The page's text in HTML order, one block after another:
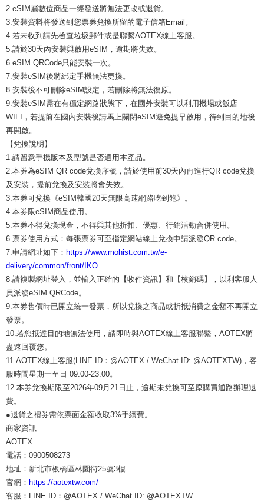
2.eSIM屬數位商品一經發送將無法更改或退貨。
3.安裝資料將發送到您票券兌換所留的電子信箱Email。
4.若未收到請先檢查垃圾郵件或是聯繫AOTEX線上客服。
5.請於30天內安裝與啟用eSIM，逾期將失效。
6.eSIM QRCode只能安裝一次。
7.安裝eSIM後將綁定手機無法更換。
8.安裝後不可刪除eSIM設定，若刪除將無法復原。
9.安裝eSIM需在有穩定網路狀態下，在國外安裝可以利用機場或飯店
WIFI，若提前在國內安裝後請馬上關閉eSIM避免提早啟用，待到目的地後
再開啟。
【兌換說明】
1.請留意手機版本及型號是否適用本產品。
2.本券為eSIM QR code兌換序號，請於使用前30天內再進行QR code兌換
及安裝，提前兌換及安裝將會失效。
3.本券可兌換《eSIM韓國20天無限高速網路吃到飽》。
4.本券限eSIM商品使用。
5.本券不得兌換現金，不得與其他折扣、優惠、行銷活動合併使用。
6.票券使用方式：每張票券可至指定網站線上兌換申請派發QR code。
7.申請網址如下： https://www.mohist.com.tw/e-
delivery/common/front/IKO
8.請複製網址登入，並輸入正確的【收件資訊】和【核銷碼】，以利客服人
員派發eSIM QRCode。
9.本券售價時已開立統一發票，所以兌換之商品或折抵消費之金額不再開立
發票。
10.若您抵達目的地無法使用，請即時與AOTEX線上客服聯繫，AOTEX將
盡速回覆您。
11.AOTEX線上客服(LINE ID：@AOTEX / WeChat ID: @AOTEXTW)，客
服時間星期一至日 09:00-23:00。
12.本券兌換期限至2026年09月21日止，逾期未兌換可至原購買通路辦理退
費。
●退貨之禮券需依票面金額收取3%手續費。
商家資訊
AOTEX
電話：0900508273
地址：新北市板橋區林園街25號3樓
官網： https://aotextw.com/
客服：LINE ID：@AOTEX / WeChat ID: @AOTEXTW